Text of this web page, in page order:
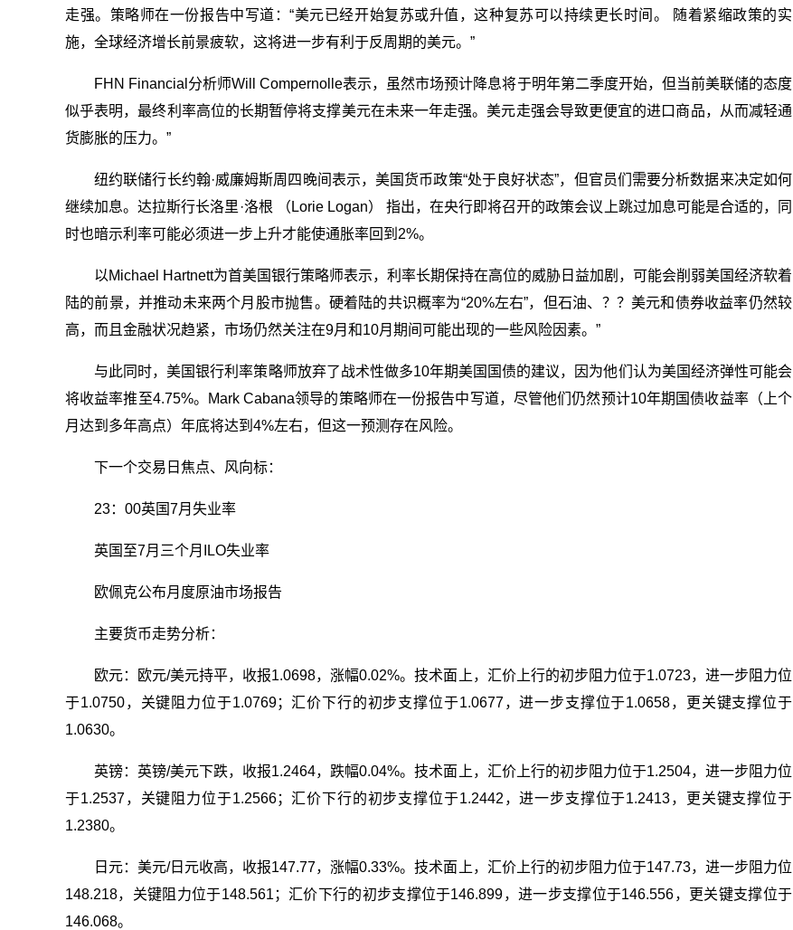
走强。策略师在一份报告中写道：“美元已经开始复苏或升值，这种复苏可以持续更长时间。 随着紧缩政策的实
施，全球经济增长前景疲软，这将进一步有利于反周期的美元。”
FHN Financial分析师Will Compernolle表示，虽然市场预计降息将于明年第二季度开始，但当前美联储的态度
似乎表明，最终利率高位的长期暂停将支撑美元在未来一年走强。美元走强会导致更便宜的进口商品，从而减轻通
货膨胀的压力。”
纽约联储行长约翰·威廉姆斯周四晚间表示，美国货币政策“处于良好状态”，但官员们需要分析数据来决定如何
继续加息。达拉斯行长洛里·洛根 （Lorie Logan） 指出，在央行即将召开的政策会议上跳过加息可能是合适的，同
时也暗示利率可能必须进一步上升才能使通胀率回到2%。
以Michael Hartnett为首美国银行策略师表示，利率长期保持在高位的威胁日益加剧，可能会削弱美国经济软着
陆的前景，并推动未来两个月股市抛售。硬着陆的共识概率为“20%左右”，但石油、？？美元和债券收益率仍然较
高，而且金融状况趋紧，市场仍然关注在9月和10月期间可能出现的一些风险因素。”
与此同时，美国银行利率策略师放弃了战术性做多10年期美国国债的建议，因为他们认为美国经济弹性可能会
将收益率推至4.75%。Mark Cabana领导的策略师在一份报告中写道，尽管他们仍然预计10年期国债收益率（上个
月达到多年高点）年底将达到4%左右，但这一预测存在风险。
下一个交易日焦点、风向标：
23：00英国7月失业率
英国至7月三个月ILO失业率
欧佩克公布月度原油市场报告
主要货币走势分析：
欧元：欧元/美元持平，收报1.0698，涨幅0.02%。技术面上，汇价上行的初步阻力位于1.0723，进一步阻力位
于1.0750，关键阻力位于1.0769；汇价下行的初步支撑位于1.0677，进一步支撑位于1.0658，更关键支撑位于
1.0630。
英镑：英镑/美元下跌，收报1.2464，跌幅0.04%。技术面上，汇价上行的初步阻力位于1.2504，进一步阻力位
于1.2537，关键阻力位于1.2566；汇价下行的初步支撑位于1.2442，进一步支撑位于1.2413，更关键支撑位于
1.2380。
日元：美元/日元收高，收报147.77，涨幅0.33%。技术面上，汇价上行的初步阻力位于147.73，进一步阻力位
148.218，关键阻力位于148.561；汇价下行的初步支撑位于146.899，进一步支撑位于146.556，更关键支撑位于
146.068。